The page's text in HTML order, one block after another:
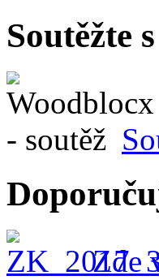
Soutěžte
Zde